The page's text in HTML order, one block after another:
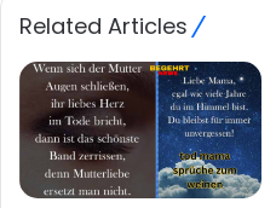
Related Articles